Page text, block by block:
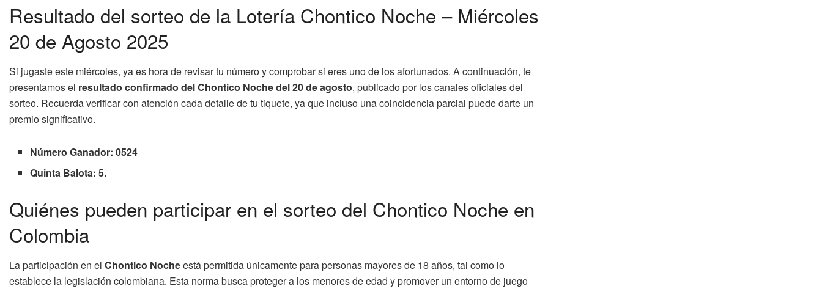
Resultado del sorteo de la Lotería Chontico Noche – Miércoles
20 de Agosto 2025
Si jugaste este miércoles, ya es hora de revisar tu número y comprobar si eres uno de los afortunados. A continuación, te
presentamos el resultado confirmado del Chontico Noche del 20 de agosto, publicado por los canales oficiales del
sorteo. Recuerda verificar con atención cada detalle de tu tiquete, ya que incluso una coincidencia parcial puede darte un
premio significativo.
Número Ganador: 0524
Quinta Balota: 5.
Quiénes pueden participar en el sorteo del Chontico Noche en
Colombia
La participación en el Chontico Nocheestá permitida únicamente para personas mayores de 18 años, tal como lo
establece la legislación colombiana. Esta norma busca proteger a los menores de edad y promover un entorno de juego